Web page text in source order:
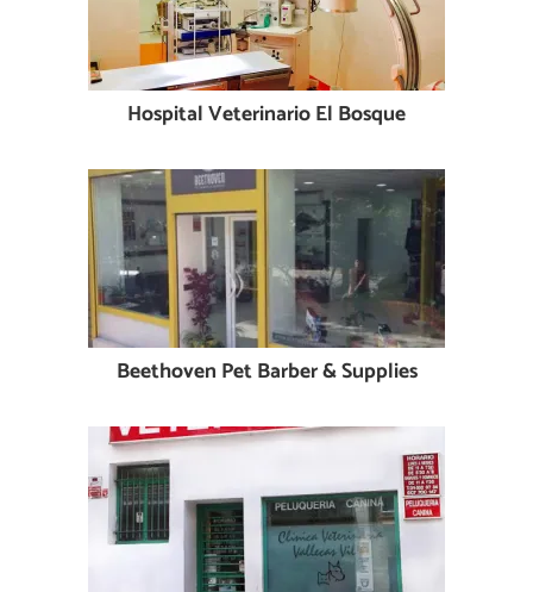
Hospital Veterinario El Bosque
Beethoven Pet Barber & Supplies